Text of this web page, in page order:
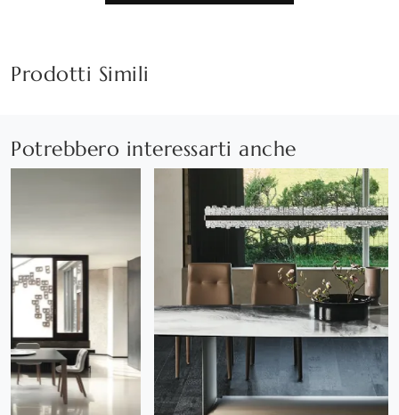
Prodotti Simili
Potrebbero interessarti anche